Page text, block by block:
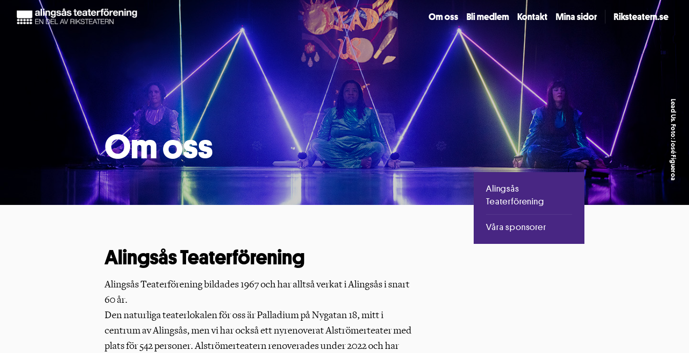
Om oss Bli medlem Kontakt Mina sidor Riksteatern.se
Lead Us. Foto: José Figueroa
Om oss
Alingsås Teaterförening
Alingsås Teaterförening bildades 1967 och har alltså verkat i Alingsås i snart
60 år.
Den naturliga teaterlokalen för oss är Palladium på Nygatan 18, mitt i
centrum av Alingsås, men vi har också ett nyrenoverat Alströmerteater med
plats för 542 personer. Alströmerteatern renoverades under 2022 och har
Alingsås
Teaterförening
Våra sponsorer